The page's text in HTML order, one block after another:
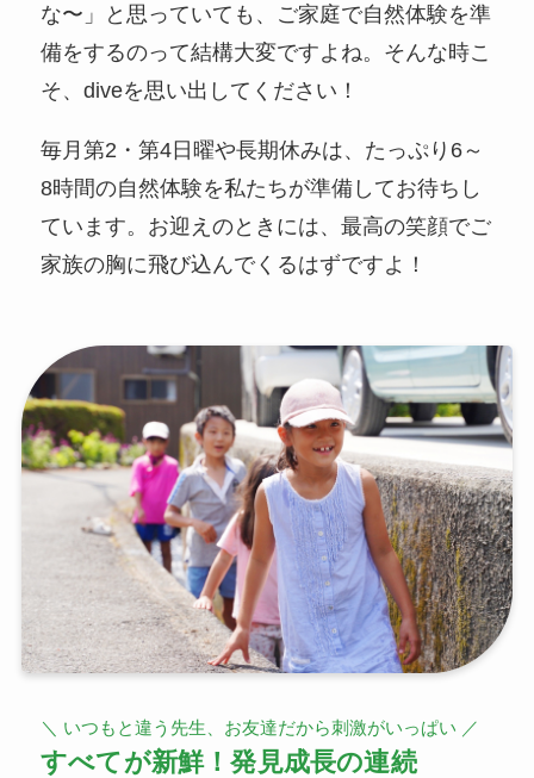
な〜」と思っていても、ご家庭で自然体験を準
備をするのって結構大変ですよね。そんな時こ
そ、diveを思い出してください！
毎月第2・第4日曜や長期休みは、たっぷり6～
8時間の自然体験を私たちが準備してお待ちし
ています。お迎えのときには、最高の笑顔でご
家族の胸に飛び込んでくるはずですよ！
＼ いつもと違う先生、お友達だから刺激がいっぱい ／
すべてが新鮮！発見成長の連続